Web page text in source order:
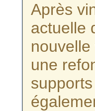
Après
actuelle
une